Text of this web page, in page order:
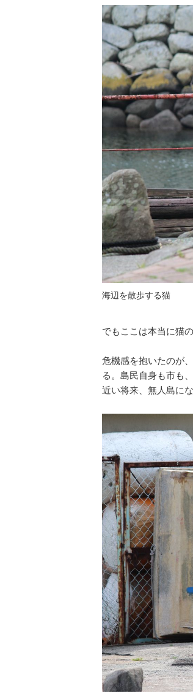
海辺を散歩する猫
でもここは本当に猫
危機感を抱いたのが
る。島民自身も市も
近い将来、無人島に